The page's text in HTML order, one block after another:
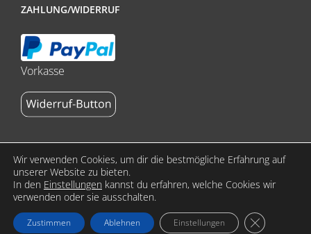
ZAHLUNG/WIDERRUF
Vorkasse
Copyright 2023 stoffdasch.de by ReklameFabrik | All Rights
Versandkosten.
Wir verwenden Cookies, um dir die bestmögliche Erfahrung auf
unserer Website zu bieten.
In den Einstellungen kannst du erfahren, welche Cookies wir
verwenden oder sie ausschalten.
Zustimmen Ablehnen Einstellungen GDPR